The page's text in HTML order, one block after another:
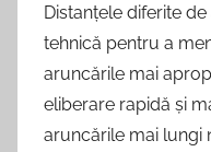
Distanțele diferite
tehnică pentru a
aruncările mai
eliberare rapidă și
aruncările mai lungi